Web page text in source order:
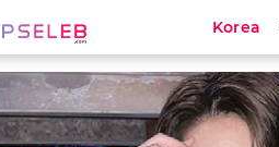
Korea